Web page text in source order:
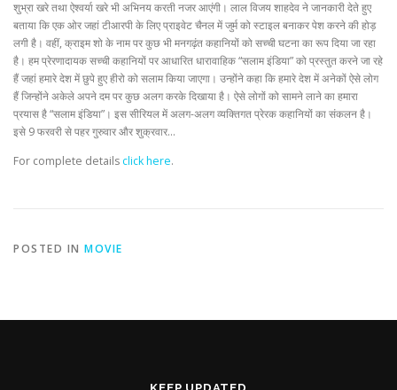
शुभ्रा खरे तथा ऐश्वर्या खरे भी अभिनय करती नजर आएंगी। लाल विजय शाहदेव ने जानकारी देते हुए
बताया कि एक ओर जहां टीआरपी के लिए प्राइवेट चैनल में जुर्म को स्टाइल बनाकर पेश करने की होड़
लगी है। वहीं, क्राइम शो के नाम पर कुछ भी मनगढ़ंत कहानियों को सच्ची घटना का रूप दिया जा रहा
है। हम प्रेरणादायक सच्ची कहानियों पर आधारित धारावाहिक “सलाम इंडिया” को प्रस्तुत करने जा रहे
हैं जहां हमारे देश में छुपे हुए हीरो को सलाम किया जाएगा। उन्होंने कहा कि हमारे देश में अनेकों ऐसे लोग
हैं जिन्होंने अकेले अपने दम पर कुछ अलग करके दिखाया है। ऐसे लोगों को सामने लाने का हमारा
प्रयास है “सलाम इंडिया”। इस सीरियल में अलग-अलग व्यक्तिगत प्रेरक कहानियों का संकलन है।
इसे 9 फरवरी से पहर गुरुवार और शुक्रवार…
For complete details click here.
POSTED IN MOVIE